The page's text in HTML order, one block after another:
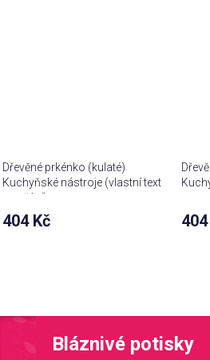
Dřevěné prkénko (kulaté)
Kuchyňské nástroje (vlastní text
na přání)
404 Kč
Bláznivé potisky